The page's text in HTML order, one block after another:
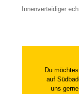
Innenverteidiger
Du
auf
uns